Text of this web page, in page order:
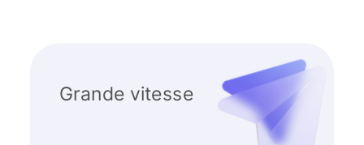
Grande vitesse